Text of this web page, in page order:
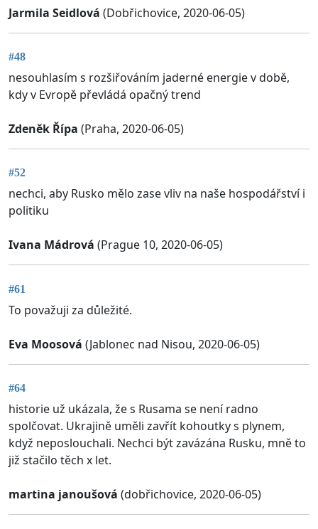
Jarmila Seidlová (Dobřichovice, 2020-06-05)
#48
nesouhlasím s rozšiřováním jaderné energie v době,
kdy v Evropě převládá opačný trend
Zdeněk Řípa (Praha, 2020-06-05)
#52
nechci, aby Rusko mělo zase vliv na naše hospodářství i
politiku
Ivana Mádrová (Prague 10, 2020-06-05)
#61
To považuji za důležité.
Eva Moosová (Jablonec nad Nisou, 2020-06-05)
#64
historie už ukázala, že s Rusama se není radno
spolčovat. Ukrajině uměli zavřít kohoutky s plynem,
když neposlouchali. Nechci být zavázána Rusku, mně to
již stačilo těch x let.
martina janoušová (dobřichovice, 2020-06-05)